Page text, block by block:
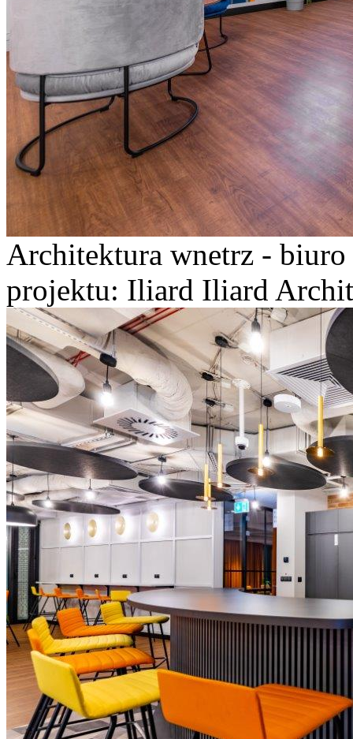
Architektura wnetrz -
projektu: Iliard Iliard